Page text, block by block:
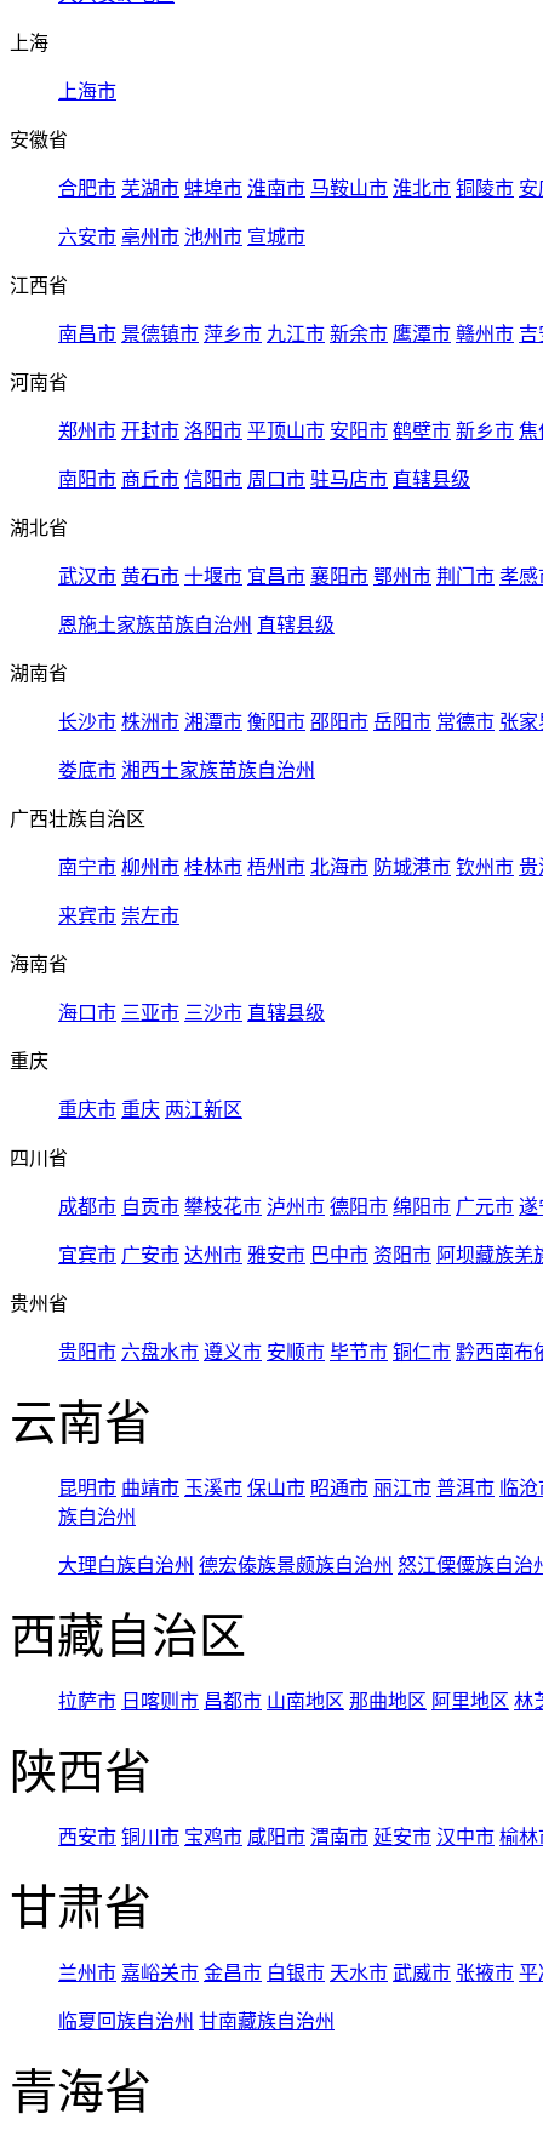
上海
上海市
安徽省
合肥市 芜湖市 蚌埠市 淮南市 马鞍山市 淮北市 铜陵市 安
六安市 亳州市 池州市 宣城市
江西省
南昌市 景德镇市 萍乡市 九江市 新余市 鹰潭市 赣州市 吉
河南省
郑州市 开封市 洛阳市 平顶山市 安阳市 鹤壁市 新乡市 焦
南阳市 商丘市 信阳市 周口市 驻马店市 直辖县级
湖北省
武汉市 黄石市 十堰市 宜昌市 襄阳市 鄂州市 荆门市 孝感
恩施土家族苗族自治州 直辖县级
湖南省
长沙市 株洲市 湘潭市 衡阳市 邵阳市 岳阳市 常德市 张家
娄底市 湘西土家族苗族自治州
广西壮族自治区
南宁市 柳州市 桂林市 梧州市 北海市 防城港市 钦州市 贵
来宾市 崇左市
海南省
海口市 三亚市 三沙市 直辖县级
重庆
重庆市 重庆 两江新区
四川省
成都市 自贡市 攀枝花市 泸州市 德阳市 绵阳市 广元市 遂
宜宾市 广安市 达州市 雅安市 巴中市 资阳市 阿坝藏族羌
贵州省
贵阳市 六盘水市 遵义市 安顺市 毕节市 铜仁市 黔西南布
云南省
昆明市 曲靖市 玉溪市 保山市 昭通市 丽江市 普洱市 临
族自治州
大理白族自治州 德宏傣族景颇族自治州 怒江傈僳族自治
西藏自治区
拉萨市 日喀则市 昌都市 山南地区 那曲地区 阿里地区 林
陕西省
西安市 铜川市 宝鸡市 咸阳市 渭南市 延安市 汉中市 榆林
甘肃省
兰州市 嘉峪关市 金昌市 白银市 天水市 武威市 张掖市 平
临夏回族自治州 甘南藏族自治州
青海省